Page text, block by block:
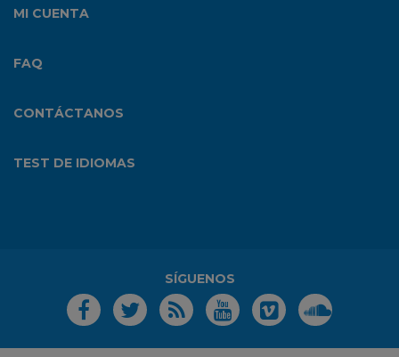
MI CUENTA
FAQ
CONTÁCTANOS
TEST DE IDIOMAS
SÍGUENOS